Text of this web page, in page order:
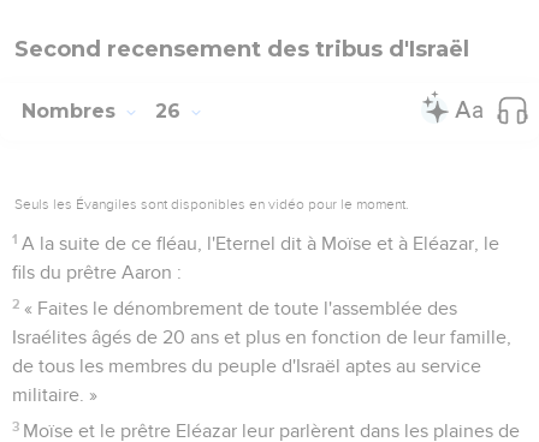
Second recensement des tribus d'Israël
Nombres 26
Seuls les Évangiles sont disponibles en vidéo pour le moment.
1 A la suite de ce fléau, l'Eternel dit à Moïse et à Eléazar, le
fils du prêtre Aaron :
2 « Faites le dénombrement de toute l'assemblée des
Israélites âgés de 20 ans et plus en fonction de leur famille,
de tous les membres du peuple d'Israël aptes au service
militaire. »
3 Moïse et le prêtre Eléazar leur parlèrent dans les plaines de